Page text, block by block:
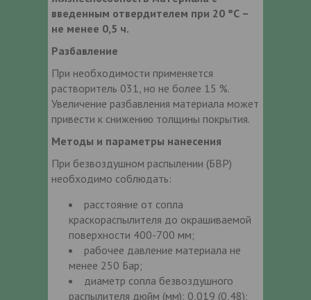
введенным отвердителем при 20 °С –
не менее 0,5 ч.
Разбавление
При необходимости применяется
растворитель 031, но не более 15 %.
Увеличение разбавления материала может
привести к снижению толщины покрытия.
Методы и параметры нанесения
При безвоздушном распылении (БВР)
необходимо соблюдать:
расстояние от сопла
краскораспылителя до окрашиваемой
поверхности 400-700 мм;
рабочее давление материала не
менее 250 Бар;
диаметр сопла безвоздушного
распылителя дюйм (мм): 0,019 (0,48);